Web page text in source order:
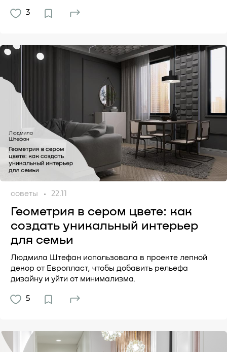
3
советы 22.11
Геометрия в сером цвете: как
создать уникальный интерьер
для семьи
Людмила Штефан использовала в проекте лепной
декор от Европласт, чтобы добавить рельефа
дизайну и уйти от минимализма.
5